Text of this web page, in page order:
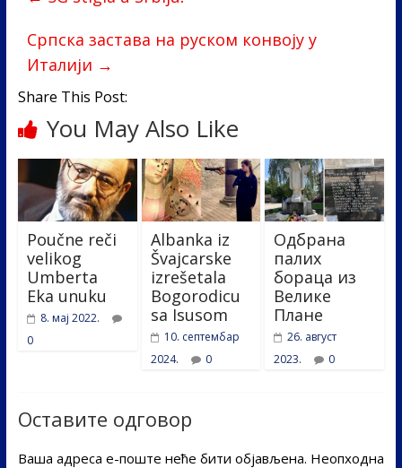
o
k
n
Српска застава на руском конвоју у
Италији →
Share This Post:
You May Also Like
Poučne reči
velikog
Umberta
Eka unuku
8. мај 2022.
0
Albanka iz
Švajcarske
izrešetala
Bogorodicu
sa Isusom
10. септембар
2024.
0
Одбрана
палих
бораца из
Велике
Плане
26. август
2023.
0
Оставите одговор
Ваша адреса е-поште неће бити објављена. Неопходна